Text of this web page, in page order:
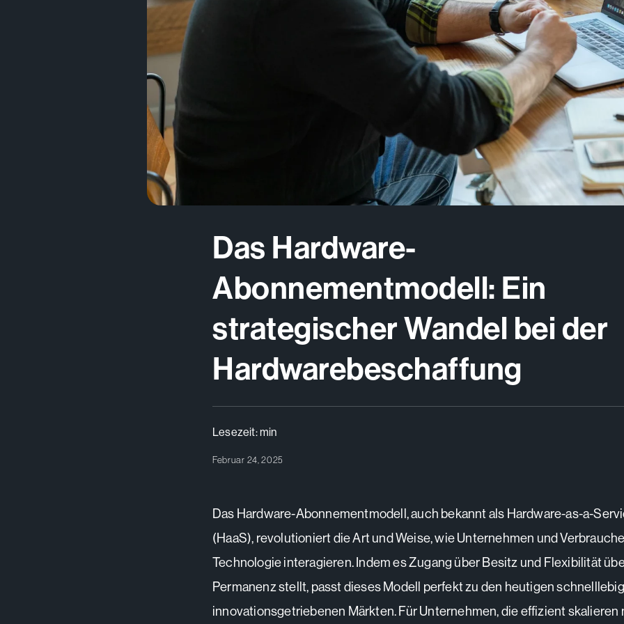
Das Hardware-
Abonnementmodell: Ein
strategischer Wandel bei der
Hardwarebeschaffung
Lesezeit:min
Februar 24, 2025
Das Hardware-Abonnementmodell, auch bekannt als Hardware-as-a-
(HaaS), revolutioniert die Art und Weise, wie Unternehmen und
Technologie interagieren. Indem es Zugang über Besitz und Flexibilität
Permanenz stellt, passt dieses Modell perfekt zu den heutigen
innovationsgetriebenen Märkten. Für Unternehmen, die effizient skalieren